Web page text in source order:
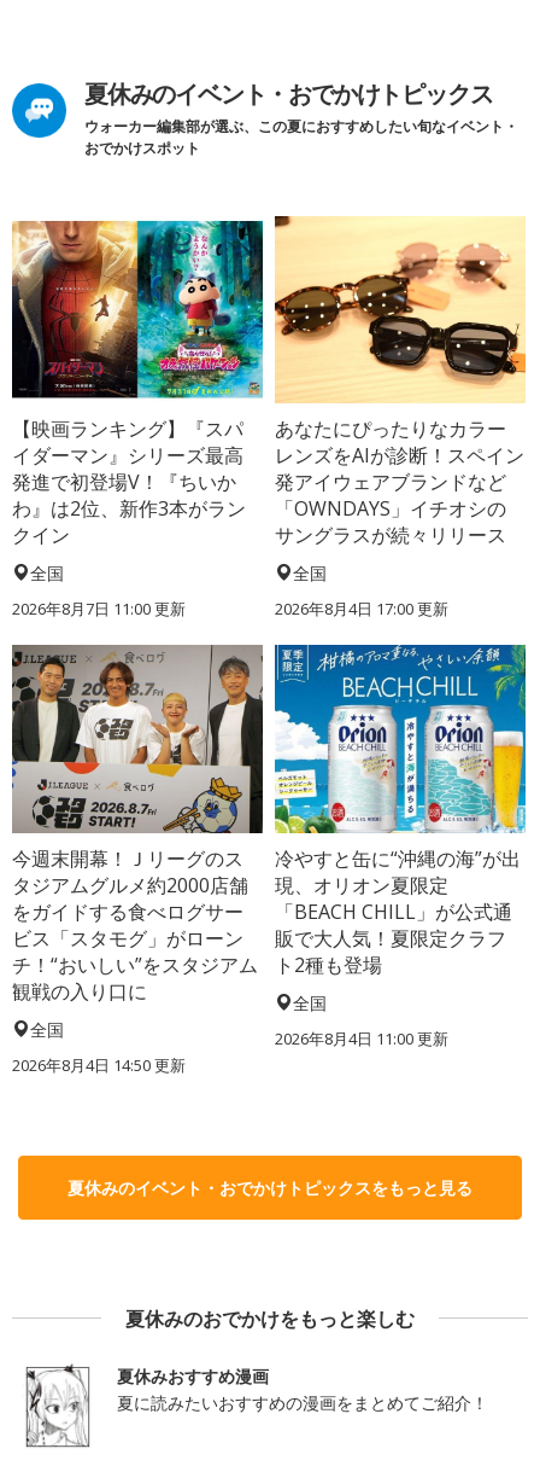
夏休みのイベント・おでかけトピックス
ウォーカー編集部が選ぶ、この夏におすすめしたい旬なイベント・
おでかけスポット
【映画ランキング】『スパ
イダーマン』シリーズ最高
発進で初登場V！『ちいか
わ』は2位、新作3本がラン
クイン
全国
2026年8月7日 11:00更新
あなたにぴったりなカラー
レンズをAIが診断！スペイン
発アイウェアブランドなど
「OWNDAYS」イチオシの
サングラスが続々リリース
全国
2026年8月4日 17:00更新
今週末開幕！Ｊリーグのス
タジアムグルメ約2000店舗
をガイドする食べログサー
ビス「スタモグ」がローン
チ！“おいしい”をスタジアム
観戦の入り口に
全国
2026年8月4日 14:50更新
冷やすと缶に“沖縄の海”が出
現、オリオン夏限定
「BEACH CHILL」が公式通
販で大人気！夏限定クラフ
ト2種も登場
全国
2026年8月4日 11:00更新
夏休みのイベント・おでかけトピックスをもっと見る
夏休みのおでかけをもっと楽しむ
夏休みおすすめ漫画
夏に読みたいおすすめの漫画をまとめてご紹介！